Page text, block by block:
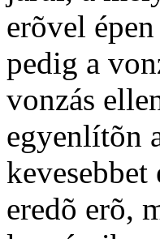
erõvel
pedig a
vonzás
egyenlítõn
kevesebbet
eredõ erõ,